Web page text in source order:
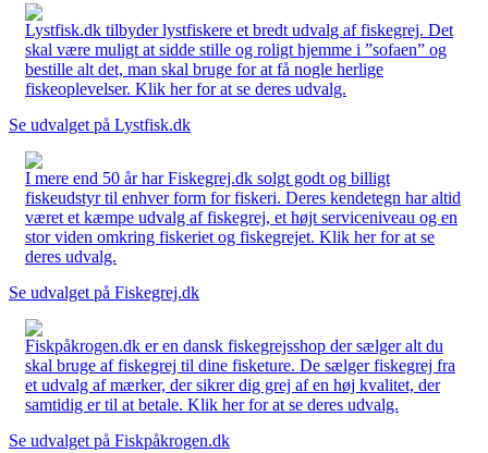
Lystfisk.dk tilbyder lystfiskere et bredt udvalg af fiskegrej. Det
skal være muligt at sidde stille og roligt hjemme i ”sofaen” og
bestille alt det, man skal bruge for at få nogle herlige
fiskeoplevelser. Klik her for at se deres udvalg.
Se udvalget på Lystfisk.dk
I mere end 50 år har Fiskegrej.dk solgt godt og billigt
fiskeudstyr til enhver form for fiskeri. Deres kendetegn har altid
været et kæmpe udvalg af fiskegrej, et højt serviceniveau og en
stor viden omkring fiskeriet og fiskegrejet. Klik her for at se
deres udvalg.
Se udvalget på Fiskegrej.dk
Fiskpåkrogen.dk er en dansk fiskegrejsshop der sælger alt du
skal bruge af fiskegrej til dine fisketure. De sælger fiskegrej fra
et udvalg af mærker, der sikrer dig grej af en høj kvalitet, der
samtidig er til at betale. Klik her for at se deres udvalg.
Se udvalget på Fiskpåkrogen.dk